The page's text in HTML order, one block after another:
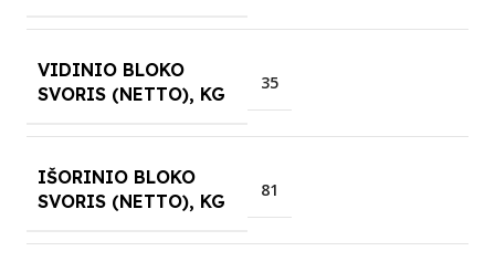
VIDINIO BLOKO
SVORIS (NETTO), KG
35
IŠORINIO BLOKO
SVORIS (NETTO), KG
81